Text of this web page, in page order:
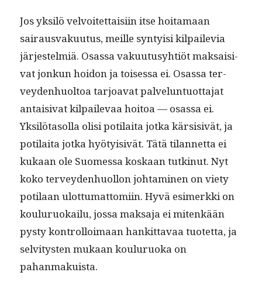
Jos yksilö velvoitet­taisi­in itse hoita­maan
sairaus­vaku­u­tus, meille syn­ty­isi kil­paile­via
jär­jestelmiä. Osas­sa vaku­u­tusy­htiöt mak­saisi­
vat jonkun hoidon ja toises­sa ei. Osas­sa ter­
vey­den­huoltoa tar­joa­vat palvelun­tuot­ta­jat
antaisi­vat kil­pail­e­vaa hoitoa — osas­sa ei.
Yksilö­ta­sol­la olisi poti­lai­ta jot­ka kär­si­sivät, ja
poti­lai­ta jot­ka hyö­ty­i­sivät. Tätä tilan­net­ta ei
kukaan ole Suomes­sa koskaan tutk­in­ut. Nyt
koko ter­vey­den­huol­lon joht­a­mi­nen on viety
poti­laan ulot­tumat­tomi­in. Hyvä esimerk­ki on
koulu­ruokailu, jos­sa mak­sa­ja ei mitenkään
pysty kon­trol­loimaan han­kit­tavaa tuotet­ta, ja
selvi­tys­ten mukaan koulu­ruo­ka on
pahanmakuista.